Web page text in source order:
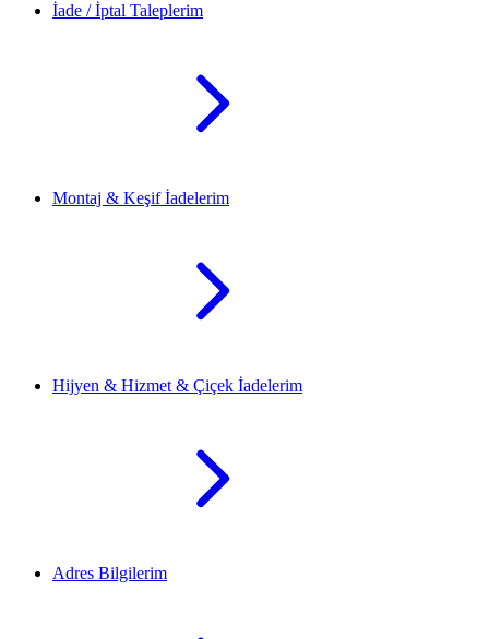
İade / İptal Taleplerim
Montaj & Keşif İadelerim
Hijyen & Hizmet & Çiçek İadelerim
Adres Bilgilerim